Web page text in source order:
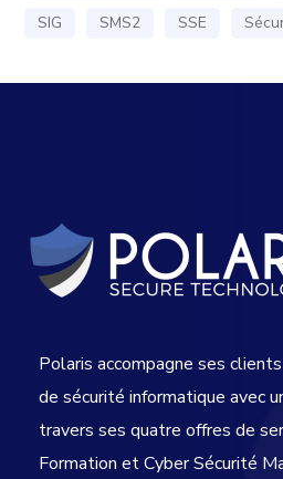
SIG
SMS2 SSE
Polaris accompagne ses
de sécurité informatique avec
travers ses quatre offres de
Formation et Cyber Sécurité